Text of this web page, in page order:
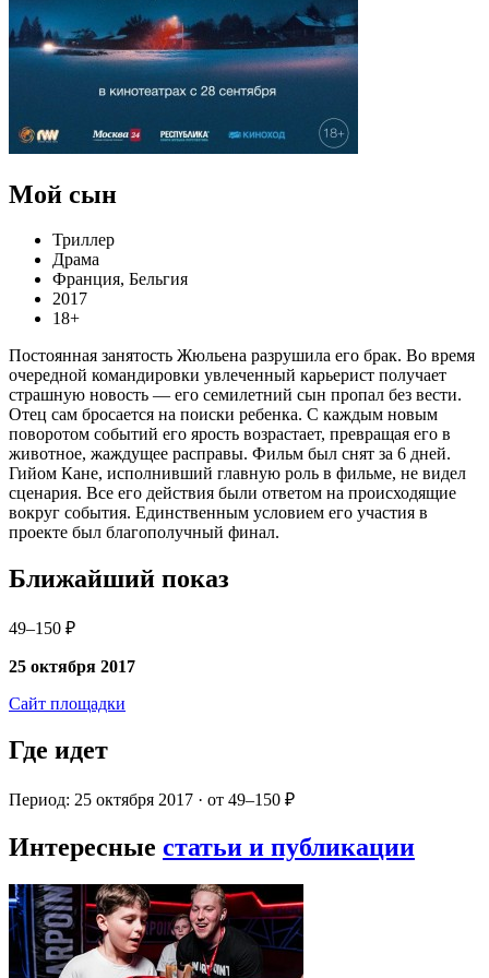
Мой сын
Триллер
Драма
Франция, Бельгия
2017
18+
Постоянная занятость Жюльена разрушила его брак. Во время
очередной командировки увлеченный карьерист получает
страшную новость — его семилетний сын пропал без вести.
Отец сам бросается на поиски ребенка. С каждым новым
поворотом событий его ярость возрастает, превращая его в
животное, жаждущее расправы. Фильм был снят за 6 дней.
Гийом Кане, исполнивший главную роль в фильме, не видел
сценария. Все его действия были ответом на происходящие
вокруг события. Единственным условием его участия в
проекте был благополучный финал.
Ближайший показ
49–150 ₽
25 октября 2017
Сайт площадки
Где идет
Период: 25 октября 2017 · от 49–150 ₽
Интересные статьи и публикации